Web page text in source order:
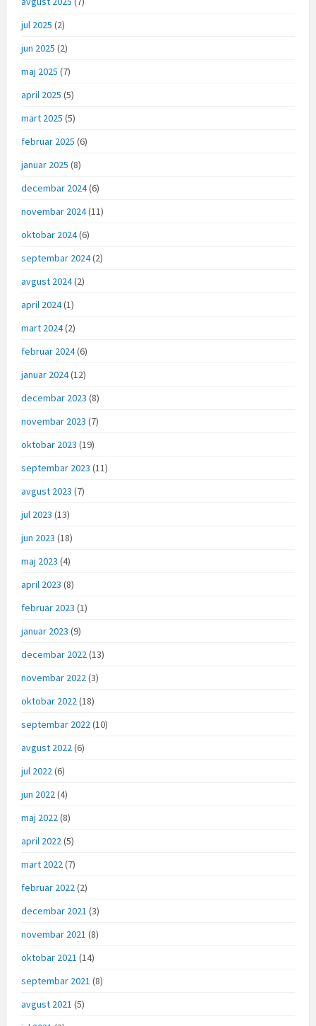
jul 2025 (2)
jun 2025 (2)
maj 2025 (7)
april 2025 (5)
mart 2025 (5)
februar 2025 (6)
januar 2025 (8)
decembar 2024(6)
novembar 2024(11)
oktobar 2024(6)
septembar 2024(2)
avgust 2024(2)
april 2024(1)
mart 2024(2)
februar 2024(6)
januar 2024(12)
decembar 2023 (8)
novembar 2023 (7)
oktobar 2023 (19)
septembar 2023 (11)
avgust 2023 (7)
jul 2023 (13)
jun 2023 (18)
maj 2023 (4)
april 2023 (8)
februar 2023 (1)
januar 2023 (9)
decembar 2022(13)
novembar 2022(3)
oktobar 2022(18)
septembar 2022(10)
avgust 2022(6)
jul 2022(6)
jun 2022(4)
maj 2022(8)
april 2022(5)
mart 2022(7)
februar 2022(2)
decembar 2021 (3)
novembar 2021 (8)
oktobar 2021 (14)
septembar 2021 (8)
avgust 2021 (5)